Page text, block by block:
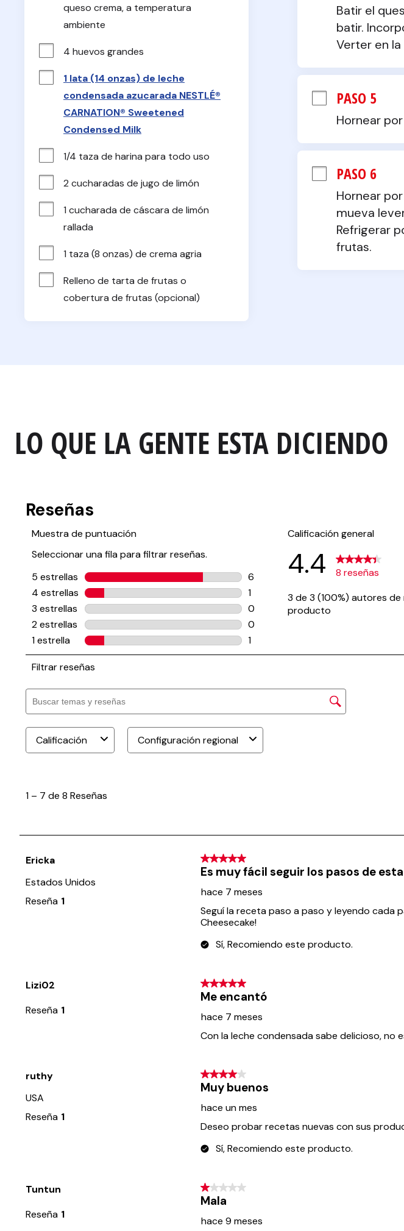
queso crema, a temperatura
ambiente
4 huevos grandes
1 lata (14 onzas) de leche
condensada azucarada NESTLÉ®
CARNATION® Sweetened
Condensed Milk
1/4 taza de harina para todo uso
2 cucharadas de jugo de limón
1 cucharada de cáscara de limón
rallada
1 taza (8 onzas) de crema agria
Relleno de tarta de frutas o
cobertura de frutas (opcional)
Batir el
batir.
Verter en
PASO 5
Hornear
PASO 6
Hornear
mueva
Refrigerar
frutas.
LO QUE LA GENTE ESTA DICIENDO